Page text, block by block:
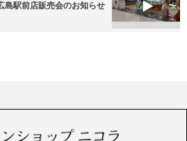
駅前店販売会のお知らせ